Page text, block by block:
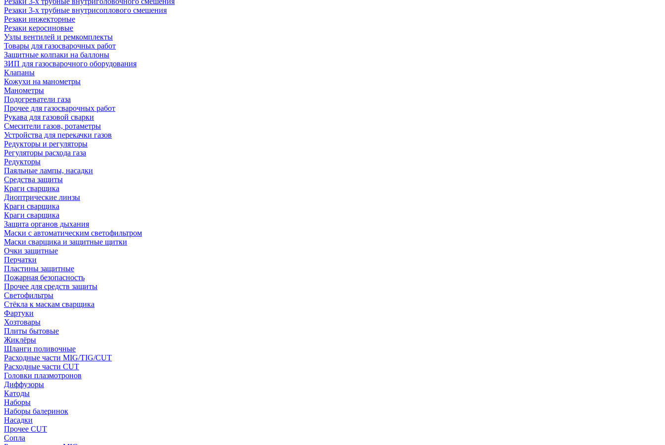
Резаки 3-х трубные внутрисоплового смешения
Резаки инжекторные
Резаки керосиновые
Узлы вентилей и ремкомплекты
Товары для газосварочных работ
Защитные колпаки на баллоны
ЗИП для газосварочного оборудования
Клапаны
Кожухи на манометры
Манометры
Подогреватели газа
Прочее для газосварочных работ
Рукава для газовой сварки
Смесители газов, ротаметры
Устройства для перекачки газов
Редукторы и регуляторы
Регуляторы расхода газа
Редукторы
Паяльные лампы, насадки
Средства защиты
Краги сварщика
Диоптрические линзы
Краги сварщика
Краги сварщика
Защита органов дыхания
Маски с автоматическим светофильтром
Маски сварщика и защитные щитки
Очки защитные
Перчатки
Пластины защитные
Пожарная безопасность
Прочее для средств защиты
Светофильтры
Стёкла к маскам сварщика
Фартуки
Хозтовары
Плиты бытовые
Жиклёры
Шланги поливочные
Расходные части MIG/TIG/CUT
Расходные части CUT
Головки плазмотронов
Диффузоры
Катоды
Наборы
Наборы балеринок
Насадки
Прочее CUT
Сопла